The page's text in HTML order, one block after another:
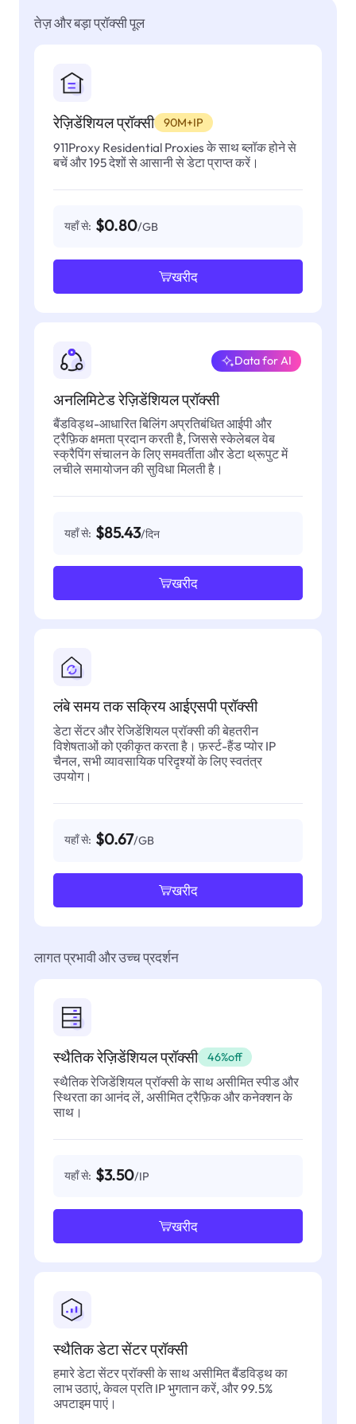
तेज़ और बड़ा प्रॉक्सी पूल
रेज़िडेंशियल प्रॉक्सी 90M+IP
911Proxy Residential Proxies के साथ ब्लॉक होने से
बचें और 195 देशों से आसानी से डेटा प्राप्त करें।
यहाँ से: $0.80/GB
खरीद
अनलिमिटेड रेज़िडेंशियल प्रॉक्सी
Data for AI
बैंडविड्थ-आधारित बिलिंग अप्रतिबंधित आईपी और
ट्रैफ़िक क्षमता प्रदान करती है, जिससे स्केलेबल वेब
स्क्रैपिंग संचालन के लिए समवर्तीता और डेटा थ्रूपुट में
लचीले समायोजन की सुविधा मिलती है।
यहाँ से: $85.43/दिन
खरीद
लंबे समय तक सक्रिय आईएसपी प्रॉक्सी
डेटा सेंटर और रेजिडेंशियल प्रॉक्सी की बेहतरीन
विशेषताओं को एकीकृत करता है। फ़र्स्ट-हैंड प्योर IP
चैनल, सभी व्यावसायिक परिदृश्यों के लिए स्वतंत्र
उपयोग।
यहाँ से: $0.67/GB
खरीद
लागत प्रभावी और उच्च प्रदर्शन
स्थैतिक रेज़िडेंशियल प्रॉक्सी 46%off
स्थैतिक रेजिडेंशियल प्रॉक्सी के साथ असीमित स्पीड और
स्थिरता का आनंद लें, असीमित ट्रैफ़िक और कनेक्शन के
साथ।
यहाँ से: $3.50/IP
खरीद
स्थैतिक डेटा सेंटर प्रॉक्सी
हमारे डेटा सेंटर प्रॉक्सी के साथ असीमित बैंडविड्थ का
लाभ उठाएं, केवल प्रति IP भुगतान करें, और 99.5%
अपटाइम पाएं।